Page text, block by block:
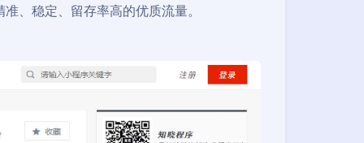
、稳定、留存率高的优质流量。